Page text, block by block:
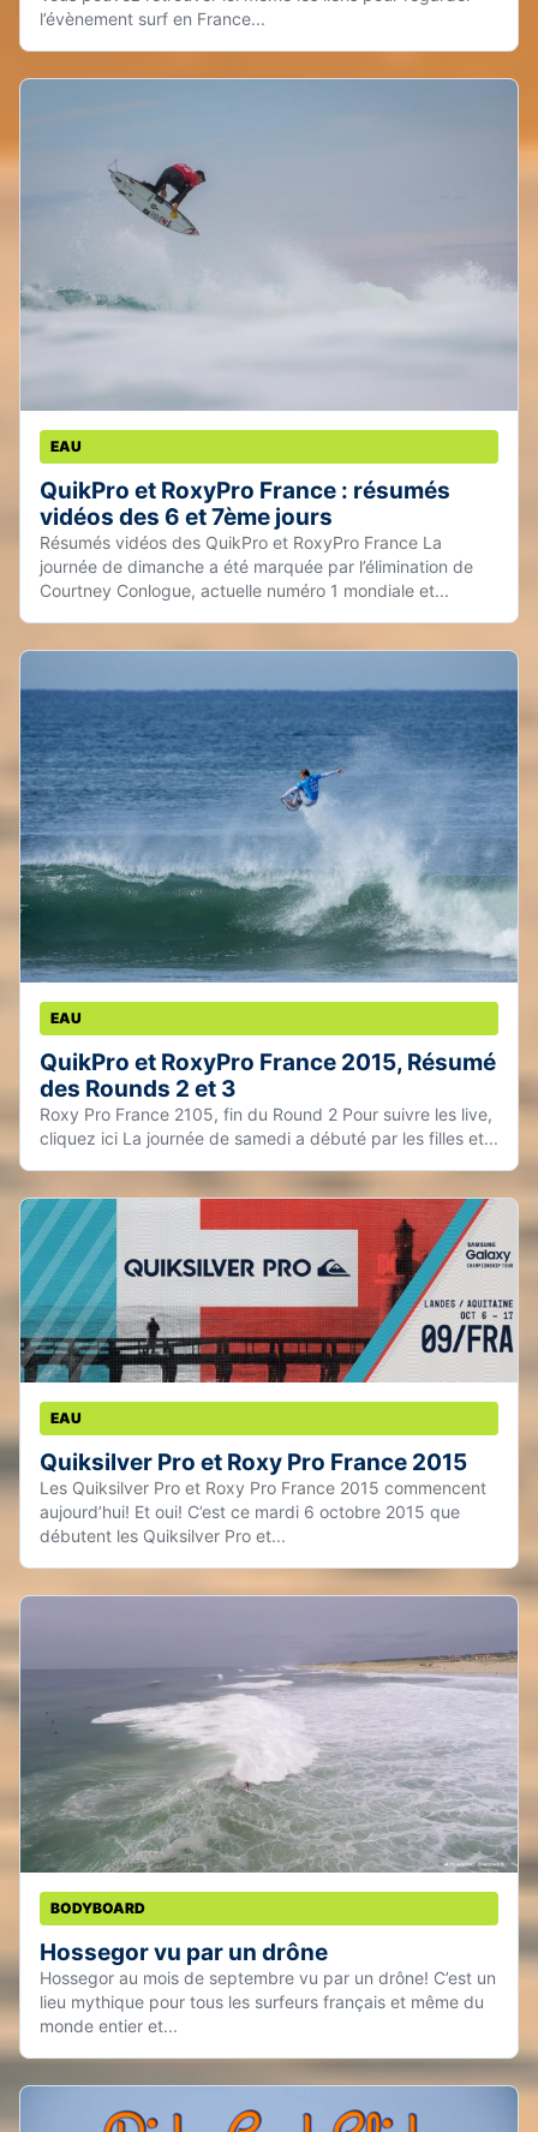
l’évènement surf en France...
EAU
QuikPro et RoxyPro France : résumés
vidéos des 6 et 7ème jours
Résumés vidéos des QuikPro et RoxyPro France La
journée de dimanche a été marquée par l’élimination de
Courtney Conlogue, actuelle numéro 1 mondiale et...
EAU
QuikPro et RoxyPro France 2015, Résumé
des Rounds 2 et 3
Roxy Pro France 2105, fin du Round 2 Pour suivre les live,
cliquez ici La journée de samedi a débuté par les filles et...
EAU
Quiksilver Pro et Roxy Pro France 2015
Les Quiksilver Pro et Roxy Pro France 2015 commencent
aujourd’hui! Et oui! C’est ce mardi 6 octobre 2015 que
débutent les Quiksilver Pro et...
BODYBOARD
Hossegor vu par un drône
Hossegor au mois de septembre vu par un drône! C’est un
lieu mythique pour tous les surfeurs français et même du
monde entier et...